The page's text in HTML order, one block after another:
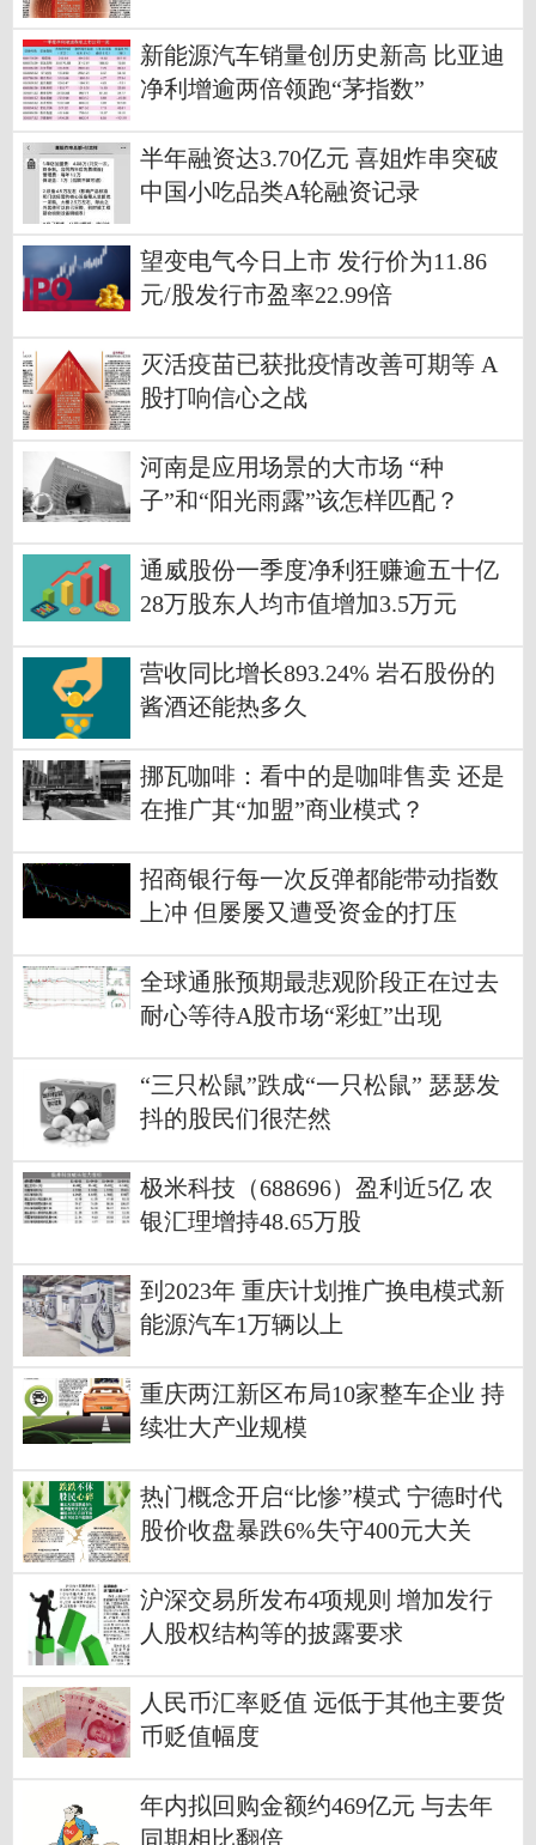
新能源汽车销量创历史新高 比亚迪
净利增逾两倍领跑“茅指数”
半年融资达3.70亿元 喜姐炸串突破
中国小吃品类A轮融资记录
望变电气今日上市 发行价为11.86
元/股发行市盈率22.99倍
灭活疫苗已获批疫情改善可期等 A
股打响信心之战
河南是应用场景的大市场 “种
子”和“阳光雨露”该怎样匹配？
通威股份一季度净利狂赚逾五十亿
28万股东人均市值增加3.5万元
营收同比增长893.24% 岩石股份的
酱酒还能热多久
挪瓦咖啡：看中的是咖啡售卖 还是
在推广其“加盟”商业模式？
招商银行每一次反弹都能带动指数
上冲 但屡屡又遭受资金的打压
全球通胀预期最悲观阶段正在过去
耐心等待A股市场“彩虹”出现
“三只松鼠”跌成“一只松鼠” 瑟瑟发
抖的股民们很茫然
极米科技（688696）盈利近5亿 农
银汇理增持48.65万股
到2023年 重庆计划推广换电模式新
能源汽车1万辆以上
重庆两江新区布局10家整车企业 持
续壮大产业规模
热门概念开启“比惨”模式 宁德时代
股价收盘暴跌6%失守400元大关
沪深交易所发布4项规则 增加发行
人股权结构等的披露要求
人民币汇率贬值 远低于其他主要货
币贬值幅度
年内拟回购金额约469亿元 与去年
同期相比翻倍